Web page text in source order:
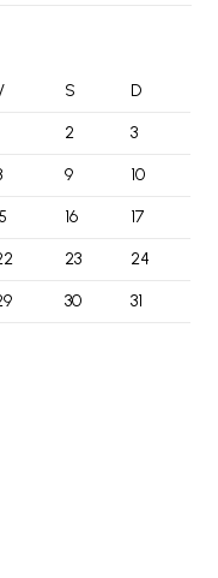
S D
2 3
9 10
16 17
23 24
30 31